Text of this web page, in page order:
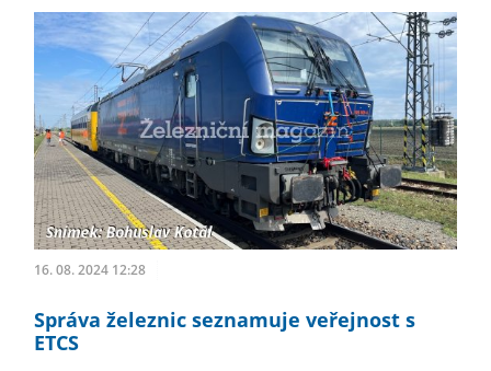
16. 08. 2024 12:28
Správa železnic seznamuje veřejnost s
ETCS